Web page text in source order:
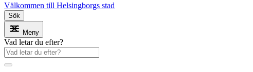
Välkommen till Helsingborgs stad
Sök
Meny
Vad letar du efter?